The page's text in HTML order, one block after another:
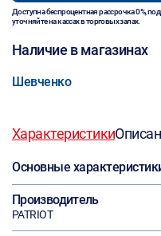
Доступна беспроцентная рассрочка 0%,
уточняйте на кассах в торговых залах.
Наличие в магазинах
Шевченко
Характеристики
Основные
Производитель
PATRIOT